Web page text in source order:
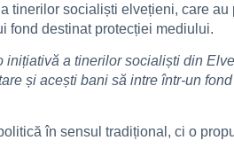
tinerilor socialiști elvețieni, care
fond destinat protecției mediului.
a tinerilor socialiști din
și acești bani să intre într-un
în sensul tradițional, ci o